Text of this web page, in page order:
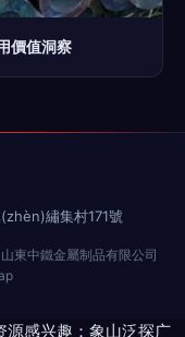
價值洞察
繡集村171號
山東中鐵金屬制品有限公司
源感兴趣：象山泛探广